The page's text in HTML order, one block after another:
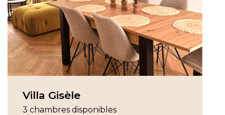
Villa Gisèle
3 chambres disponibles